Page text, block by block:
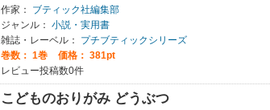
作家：
ブティック社編集部
ジャンル： 小説・実用書
雑誌・レーベル：
プチブティックシリーズ
巻数： 1巻
価格： 381pt
レビュー投稿数0件
こどものおりがみ どうぶつ